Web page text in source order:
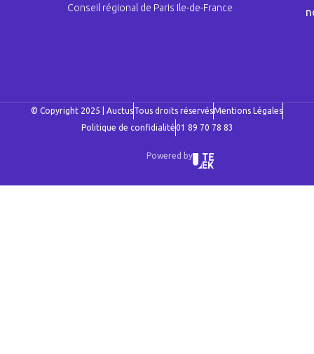
Conseil régional de Paris Ile-de-France
© Copyright 2025 | AuctusTous droits réservésMentions Légales
Politique de confidialité01 89 70 78 83
Powered by